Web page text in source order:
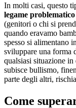
In molti casi, questo
legame
(genitori o chi si
quando eravamo
spesso si alimentano
sviluppare una forma
qualsiasi situazione
subisce bullismo,
parte degli altri,
Come